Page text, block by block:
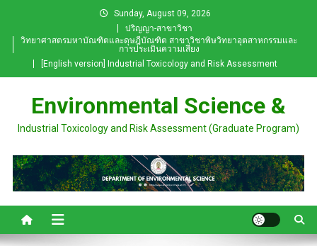
Sunday, August 09, 2026
ปริญญา-สาขาวิชา
วิทยาศาสตรมหาบัณฑิตและดุษฎีบัณฑิต สาขาวิชาพิษวิทยาอุตสาหกรรมและ
การประเมินความเสี่ยง
[English version] Industrial Toxicology and Risk Assessment
Environmental Science &
Industrial Toxicology and Risk Assessment (Graduate Program)